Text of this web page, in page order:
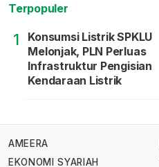
Terpopuler
1
Konsumsi Listrik SPKLU
Melonjak, PLN Perluas
Infrastruktur Pengisian
Kendaraan Listrik
AMEERA
EKONOMI SYARIAH